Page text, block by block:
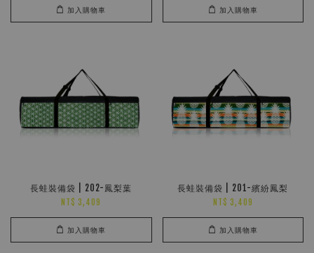
加入購物車 加入購物車
長蛙裝備袋 | 202-鳳梨葉
NT$ 3,409
加入購物車
長蛙裝備袋 | 201-繽紛鳳梨
NT$ 3,409
加入購物車